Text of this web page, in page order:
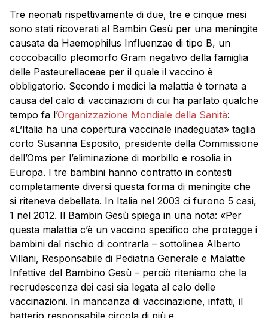
Tre neonati rispettivamente di due, tre e cinque mesi
sono stati ricoverati al Bambin Gesù per una meningite
causata da Haemophilus Influenzae di tipo B, un
coccobacillo pleomorfo Gram negativo della famiglia
delle Pasteurellaceae per il quale il vaccino è
obbligatorio. Secondo i medici la malattia è tornata a
causa del calo di vaccinazioni di cui ha parlato qualche
tempo fa l’Organizzazione Mondiale della Sanità:
«L’Italia ha una copertura vaccinale inadeguata» taglia
corto Susanna Esposito, presidente della Commissione
dell’Oms per l’eliminazione di morbillo e rosolia in
Europa. I tre bambini hanno contratto in contesti
completamente diversi questa forma di meningite che
si riteneva debellata. In Italia nel 2003 ci furono 5 casi,
1 nel 2012. Il Bambin Gesù spiega in una nota: «Per
questa malattia c’è un vaccino specifico che protegge i
bambini dal rischio di contrarla – sottolinea Alberto
Villani, Responsabile di Pediatria Generale e Malattie
Infettive del Bambino Gesù – perciò riteniamo che la
recrudescenza dei casi sia legata al calo delle
vaccinazioni. In mancanza di vaccinazione, infatti, il
batterio responsabile circola di più e,